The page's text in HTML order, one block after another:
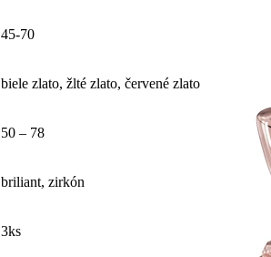
45-70
biele zlato, žlté zlato, červené zlato
50 – 78
briliant, zirkón
3ks